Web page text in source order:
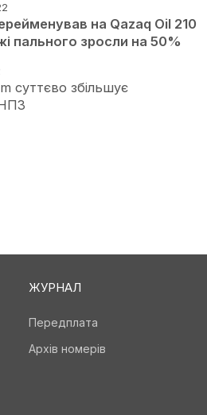
на Qazaq Oil 210
пального зросли на 50%
суттєво збільшує
ЖУРНАЛ
Передплата
Архів номерів